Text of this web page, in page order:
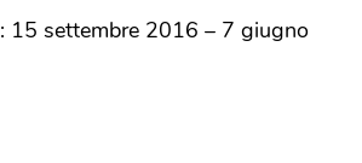
: 15 settembre 2016 – 7 giugno